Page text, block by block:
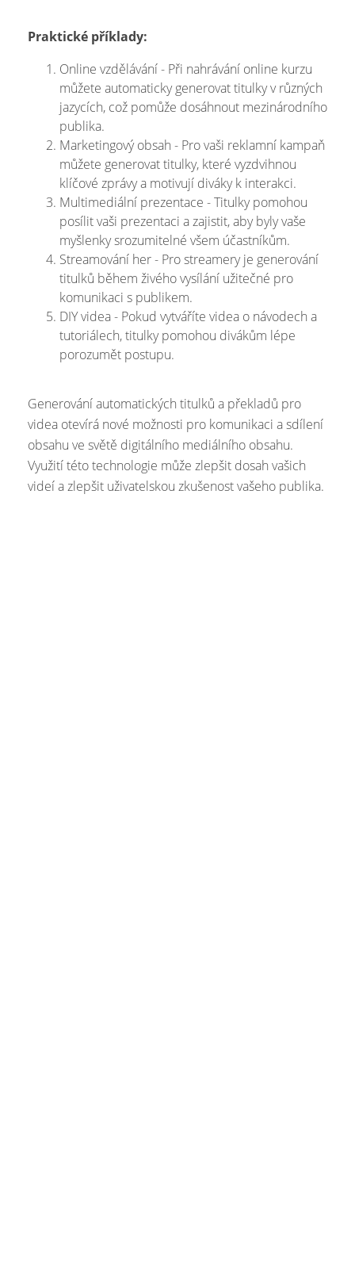
Praktické příklady:
Online vzdělávání - Při nahrávání online kurzu
můžete automaticky generovat titulky v různých
jazycích, což pomůže dosáhnout mezinárodního
publika.
Marketingový obsah - Pro vaši reklamní kampaň
můžete generovat titulky, které vyzdvihnou
klíčové zprávy a motivují diváky k interakci.
Multimediální prezentace - Titulky pomohou
posílit vaši prezentaci a zajistit, aby byly vaše
myšlenky srozumitelné všem účastníkům.
Streamování her - Pro streamery je generování
titulků během živého vysílání užitečné pro
komunikaci s publikem.
DIY videa - Pokud vytváříte videa o návodech a
tutoriálech, titulky pomohou divákům lépe
porozumět postupu.
Generování automatických titulků a překladů pro
videa otevírá nové možnosti pro komunikaci a sdílení
obsahu ve světě digitálního mediálního obsahu.
Využití této technologie může zlepšit dosah vašich
videí a zlepšit uživatelskou zkušenost vašeho publika.